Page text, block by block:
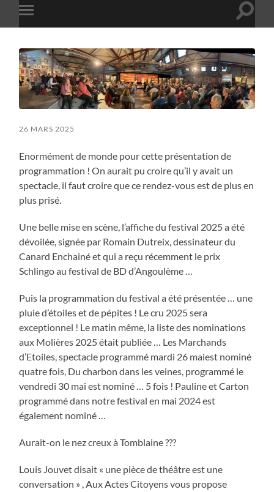
Toggle
mobile
Toggle
26 MARS 2025
Enormément de monde pour cette présentation de
programmation ! On aurait pu croire qu’il y avait un
spectacle, il faut croire que ce rendez-vous est de plus en
plus prisé.
Une belle mise en scène, l’affiche du festival 2025 a été
dévoilée, signée par Romain Dutreix, dessinateur du
Canard Enchainé et qui a reçu récemment le prix
Schlingo au festival de BD d’Angoulème …
Puis la programmation du festival a été présentée … une
pluie d’étoiles et de pépites ! Le cru 2025 sera
exceptionnel ! Le matin même, la liste des nominations
aux Molières 2025 était publiée … Les Marchands
d’Etoiles, spectacle programmé mardi 26 maiest nominé
quatre fois, Du charbon dans les veines, programmé le
vendredi 30 mai est nominé … 5 fois ! Pauline et Carton
programmé dans notre festival en mai 2024 est
également nominé …
Aurait-on le nez creux à Tomblaine ???
Louis Jouvet disait « une pièce de théâtre est une
conversation » , Aux Actes Citoyens vous propose